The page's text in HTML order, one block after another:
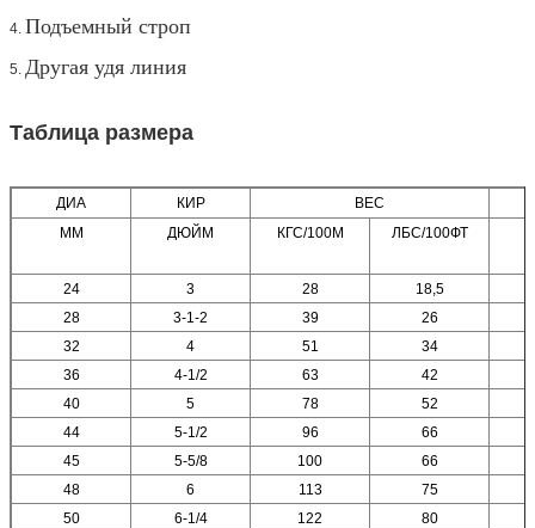
4. Подъемный строп
5. Другая удя линия
Таблица размера
ДИА КИР
ВЕС
ММ
ДЮЙМ КГС/100М ЛБС/100ФТ
24 3 28 18,5
28
3-1-2 39 26
32
4 51 34
36
4-1/2 63 42
40
5 78 52
44
5-1/2 96 66
45
5-5/8 100 66
48
6 113 75
50
6-1/4 122 80